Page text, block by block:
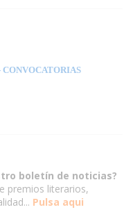
CONVOCATORIAS
boletín de noticias?
premios literarios,
Pulsa aqui